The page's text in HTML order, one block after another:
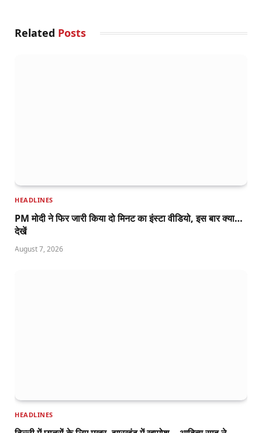
Related Posts
HEADLINES
PM मोदी ने फिर जारी किया दो मिनट का इंस्टा वीडियो, इस बार क्या…
देखें
August 7, 2026
HEADLINES